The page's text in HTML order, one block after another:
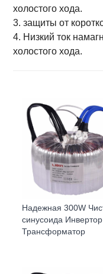
холостого хода.
3. защиты от
4. Низкий ток
холостого хода.
Надежная 300W
синусоида Инвертор
Трансформатор